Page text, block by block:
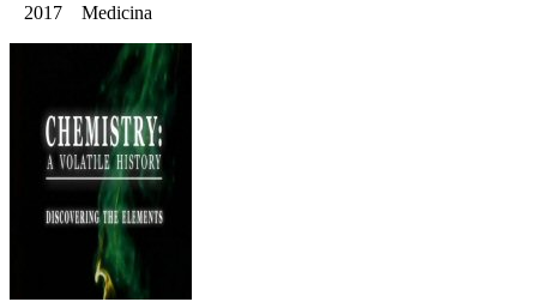
2017 Medicina